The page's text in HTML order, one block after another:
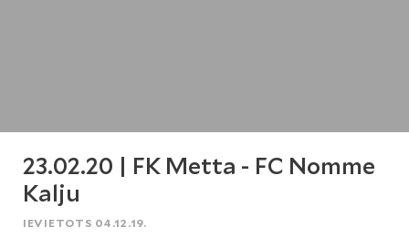
23.02.20 | FK Metta - FC Nomme
Kalju
IEVIETOTS 04.12.19.